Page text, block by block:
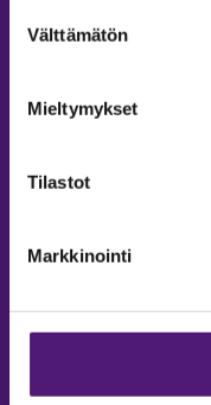
valinta
Välttämätön
Mieltymykset
Tilastot
Markkinointi